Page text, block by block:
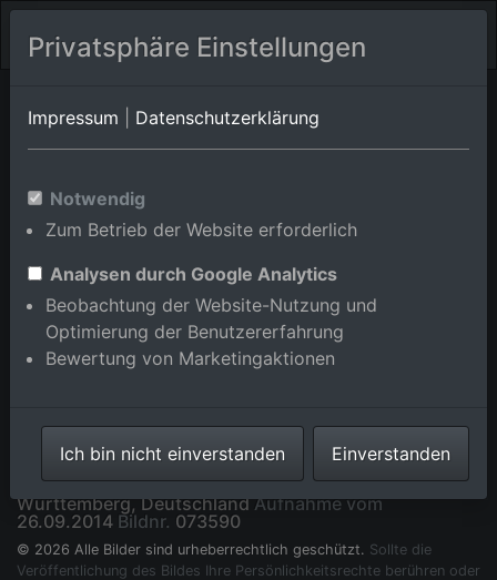
Orts-Album von Mudau/Scheidental
Württemberg,Deutschland
Im Shop bestellen
Ober-Scheidental in Mudau im Bundesland Baden-
Württemberg, DeutschlandAufnahme vom
26.09.2014 Bildnr. 073590
© 2026 Alle Bilder sind urheberrechtlich geschützt. Sollte die
Veröffentlichung des Bildes Ihre Persönlichkeitsrechte berühren oder
Privatsphäre Einstellungen
Impressum Datenschutzerklärung
Notwendig
Zum Betrieb der Website erforderlich
Analysen durch Google Analytics
Beobachtung der Website-Nutzung und
Optimierung der Benutzererfahrung
Bewertung von Marketingaktionen
Ich bin nicht einverstanden Einverstanden